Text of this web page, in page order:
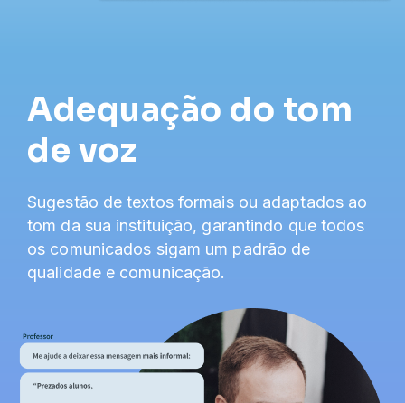
Adequação do tom
de voz
Sugestão de textos formais ou adaptados ao
tom da sua instituição, garantindo que todos
os comunicados sigam um padrão de
qualidade e comunicação.